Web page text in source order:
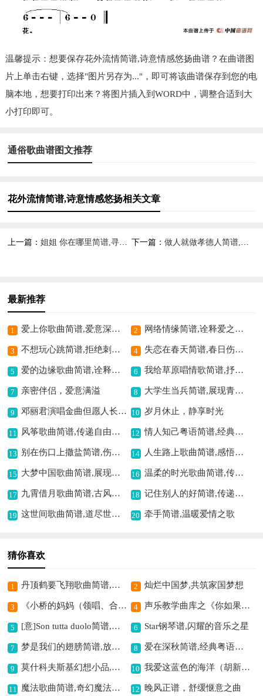
温馨提示：想要保存花外流情简谱,诗意情感悠扬曲谱？在曲谱图
片上单击右键，选择"图片另存为..."，即可将该曲谱保存到您的电
脑本地，想要打印出来？将图片插入到WORD中，调整合适到大
小打印即可。
通俗歌曲谱图文推荐
花外流情简谱,诗意情感悠扬相关文章
上一篇：姐姐 你在哪里简谱,寻觅亲情之旋律 下一篇： 做人就做孝德人简谱,弘扬孝德正能量
最新推荐
1 爱上你歌曲简谱,爱意深情动人 2 网络情缘简谱,诠释爱之牵绊
3 不想玩心跳简谱,拒绝刺激之音 4 失恋在春天简谱,春日伤感之韵
5 爱的边缘歌曲简谱,诠释爱之边界 6 我给草原唱情歌简谱,抒发对草原深情
7 亲密伴侣，爱意满溢 8 大学生当兵简谱,展现青春壮志
9 邓丽君演唱金曲但愿人长久简谱,寄情中秋盼团圆 10 岁月休止，静享时光
11 风筝歌曲简谱,传递自由意境 12 情人知己粤语简谱,经典粤语情歌
13 别在伤口上撒盐简谱,伤情催泪之作 14 人生路上歌曲简谱,感悟人生之旅
15 大梦中国歌曲简谱,展现中国之梦 16 温柔的时光歌曲简谱,传递惬意好时光
17 九霄借月歌曲简谱,古风韵味十足 18 记住别人的好简谱,传递感恩情怀
19 这世间歌曲简谱,道尽世间沧桑 20 牵手简谱,温暖爱情之歌
猜你喜欢
1 丹顶鹤要飞翔歌曲简谱,展现灵动之美 2 灿烂中国梦,共筑家国梦想
3 《小桥的妈妈（领唱、合唱）》歌曲简谱,亲情故事温暖呈现 4 声乐教学曲库之《你如果要我死亡》简谱,一首独特的声乐曲
5 [意]Son tutta duolo简谱,忧伤情感的诠释 6 Star钢琴谱,闪耀的音乐之星
7 梦是我们的翅膀简谱,放飞梦想之翼 8 爱在深秋简谱,经典粤语情歌
9 莫什科夫斯基幻想小品,展现别样音乐风情 10 我爱这蓝色的海洋（胡新德配和弦版）歌曲简谱,抒发海洋热爱情
11 魔法歌曲简谱,奇幻魔法的旋律 12 晚风正谱，舒缓惬意之曲